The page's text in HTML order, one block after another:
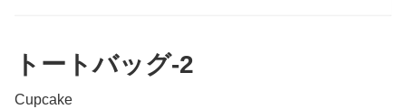
トートバッグ-2
Cupcake